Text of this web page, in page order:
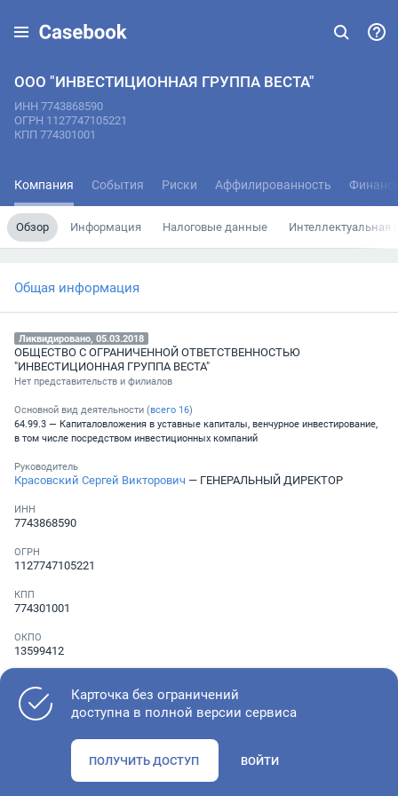
ООО "ИНВЕСТИЦИОННАЯ ГРУППА ВЕСТА"
ИНН 7743868590
ОГРН 1127747105221
КПП 774301001
Компания События Риски Аффилированность
Обзор Информация Налоговые данные Интеллектуальная
Общая информация
Ликвидировано, 05.03.2018
ОБЩЕСТВО С ОГРАНИЧЕННОЙ ОТВЕТСТВЕННОСТЬЮ
"ИНВЕСТИЦИОННАЯ ГРУППА ВЕСТА"
Нет представительств и филиалов
Основной вид деятельности (всего 16)
64.99.3 — Капиталовложения в уставные капиталы, венчурное инвестирование,
в том числе посредством инвестиционных компаний
Руководитель
Красовский Сергей Викторович — ГЕНЕРАЛЬНЫЙ ДИРЕКТОР
ИНН
7743868590
ОГРН
1127747105221
КПП
774301001
ОКПО
13599412
Не указан
Как оценить состояние компании
Карточка без ограничений
доступна в полной версии сервиса
ПОЛУЧИТЬ ДОСТУП ВОЙТИ